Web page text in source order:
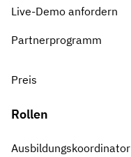
Live-Demo anfordern
Partnerprogramm
Preis
Rollen
Ausbildungskoordinator